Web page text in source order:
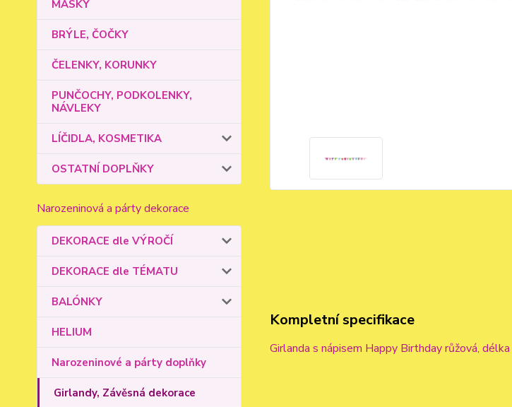
MASKY
BRÝLE, ČOČKY
ČELENKY, KORUNKY
PUNČOCHY, PODKOLENKY,
NÁVLEKY
LÍČIDLA, KOSMETIKA
OSTATNÍ DOPLŇKY
Narozeninová a párty dekorace
DEKORACE dle VÝROČÍ
DEKORACE dle TÉMATU
BALÓNKY
HELIUM
Narozeninové a párty doplňky
Girlandy, Závěsná dekorace
Kompletní specifikace
Girlanda s nápisem Happy Birthday růžová,